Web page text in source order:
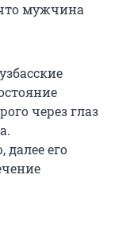
мужчина
через глаз
его